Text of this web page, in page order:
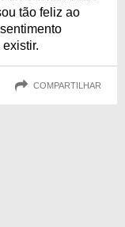
tão feliz ao
COMPARTILHAR